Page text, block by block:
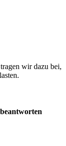
wir dazu bei,